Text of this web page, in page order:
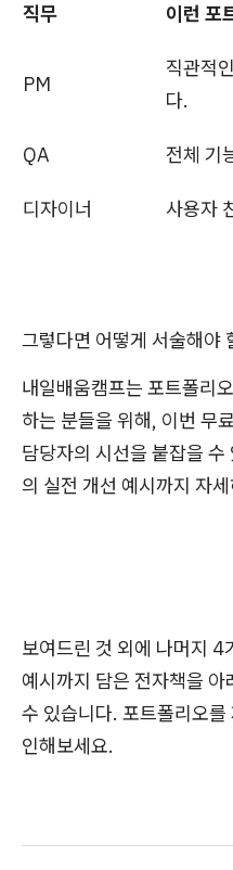
직무 이런 포
PM
직관적
다.
QA 전체 기
디자이너 사용자
그렇다면 어떻게 서술해야
내일배움캠프는 포트폴리
하는 분들을 위해, 이번 무
담당자의 시선을 붙잡을
의 실전 개선 예시까지 자
보여드린 것 외에 나머지 4
예시까지 담은 전자책을
수 있습니다. 포트폴리오
인해보세요.